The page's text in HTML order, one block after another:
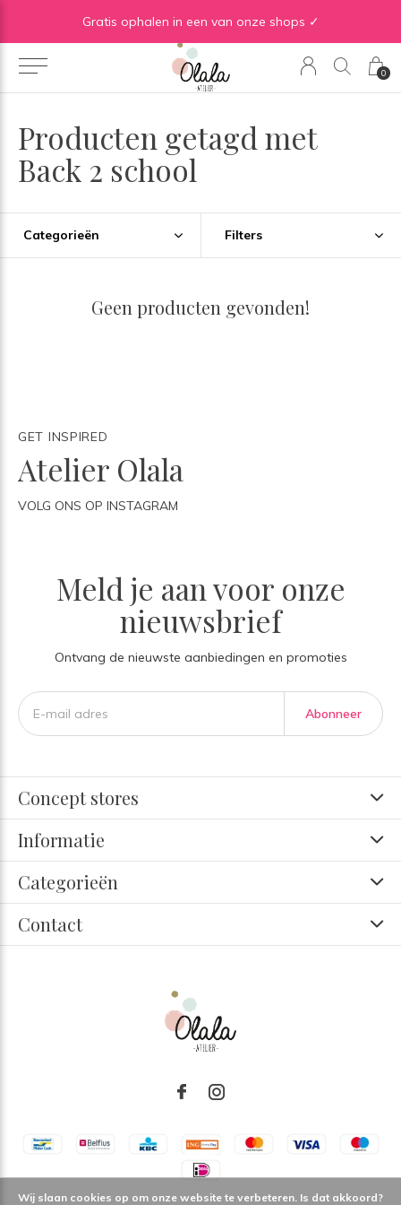
0
Gratis ophalen in een van onze shops ✓
Producten getagd met
Back 2 school
Categorieën Filters
Geen producten gevonden!
GET INSPIRED
Atelier Olala
VOLG ONS OP INSTAGRAM
Meld je aan voor onze
nieuwsbrief
Ontvang de nieuwste aanbiedingen en promoties
Abonneer
Concept stores
Informatie
Categorieën
Contact
Wij slaan cookies op om onze website te verbeteren. Is dat akkoord?